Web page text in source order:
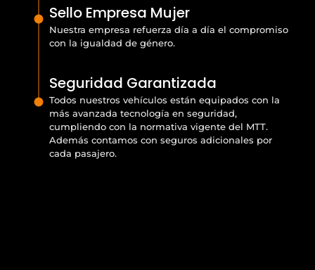
Sello Empresa Mujer
Nuestra empresa refuerza día a día el compromiso
con la igualdad de género.
Seguridad Garantizada
Todos nuestros vehículos están equipados con la
más avanzada tecnología en seguridad,
cumpliendo con la normativa vigente del MTT.
Además contamos con seguros adicionales por
cada pasajero.